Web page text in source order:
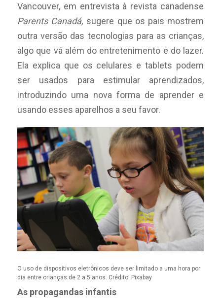
Vancouver, em entrevista à revista canadense
Parents Canadá, sugere que os pais mostrem
outra versão das tecnologias para as crianças,
algo que vá além do entretenimento e do lazer.
Ela explica que os celulares e tablets podem
ser usados para estimular aprendizados,
introduzindo uma nova forma de aprender e
usando esses aparelhos a seu favor.
O uso de dispositivos eletrônicos deve ser limitado a uma hora por
dia entre crianças de 2 a 5 anos. Crédito: Pixabay
As propagandas infantis